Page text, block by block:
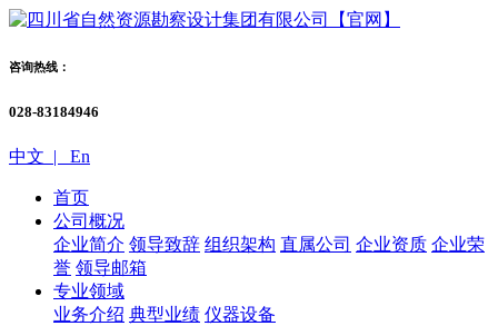
咨询热线：
028-83184946
中文 | En
首页
公司概况
企业简介 领导致辞 组织架构 直属公司 企业资质 企业荣
誉 领导邮箱
专业领域
业务介绍 典型业绩 仪器设备